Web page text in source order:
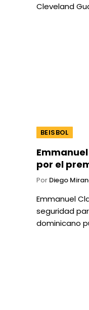
Cleveland
BEISBOL
por el
Por Diego
Emmanuel
seguridad
dominicano